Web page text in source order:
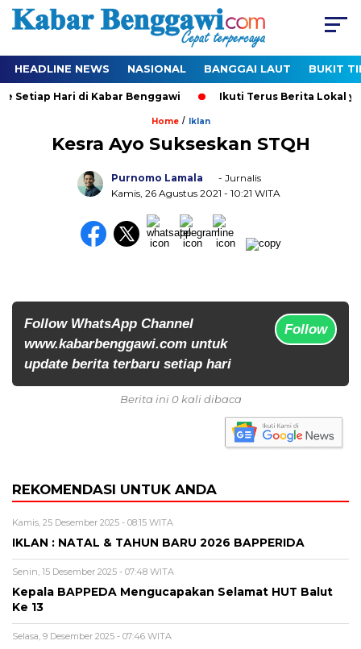
HEADLINE NEWS NASIONAL BANGGAI LAUT BUKIT
Hari di Kabar Benggawi Ikuti Terus Berita Lokal
Home/ Iklan
Kesra Ayo Sukseskan STQH
Purnomo Lamala
- Jurnalis
Kamis, 26 Agustus 2021 - 10:21 WITA
Follow WhatsApp Channel
www.kabarbenggawi.com untuk
update berita terbaru setiap hari
Follow
Berita ini 0 kali dibaca
REKOMENDASI UNTUK ANDA
Kamis, 25 Desember 2025 - 08:15 WITA
IKLAN : NATAL & TAHUN BARU 2026 BAPPERIDA
Senin, 15 Desember 2025 - 07:48 WITA
Kepala BAPPEDA Mengucapakan Selamat HUT Balut
Ke 13
Selasa, 9 Desember 2025 - 07:46 WITA